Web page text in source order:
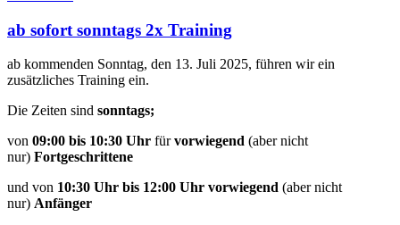
ab sofort sonntags 2x Training
ab kommenden Sonntag, den 13. Juli 2025, führen wir ein
zusätzliches Training ein.
Die Zeiten sind sonntags;
von 09:00 bis 10:30 Uhr fürvorwiegend (aber nicht
nur) Fortgeschrittene
und von 10:30 Uhr bis 12:00 Uhr vorwiegend (aber nicht
nur) Anfänger